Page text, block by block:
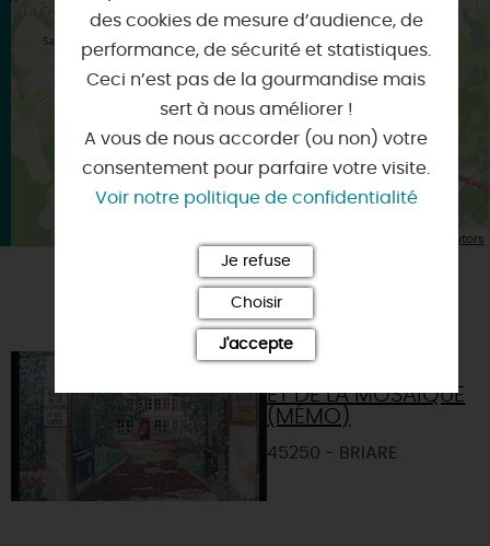
×
Itinéraire vers
BRIARE
OpenStreetMap contributors
POURSUIVRE LA VISITE
ET DE LA MOSAÏQUE
(MÉMO)
45250 - BRIARE
des cookies de mesure d’audience, de
performance, de sécurité et statistiques.
Ceci n’est pas de la gourmandise mais
sert à nous améliorer !
A vous de nous accorder (ou non) votre
consentement pour parfaire votre visite.
Voir notre politique de confidentialité
Je refuse
Choisir
J'accepte